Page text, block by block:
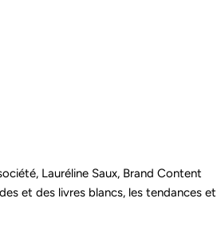
Lauréline Saux, Brand Content
et des livres blancs, les tendances et